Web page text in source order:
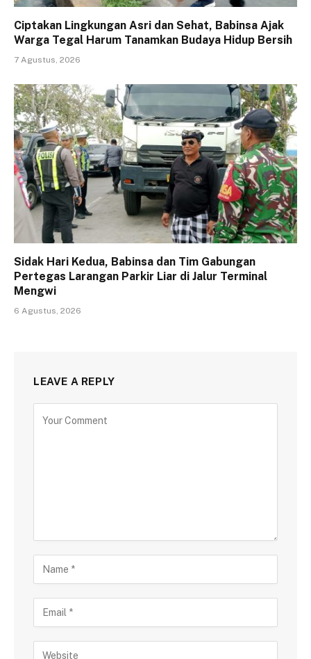
Ciptakan Lingkungan Asri dan Sehat, Babinsa Ajak
Warga Tegal Harum Tanamkan Budaya Hidup Bersih
7 Agustus, 2026
Sidak Hari Kedua, Babinsa dan Tim Gabungan
Pertegas Larangan Parkir Liar di Jalur Terminal
Mengwi
6 Agustus, 2026
LEAVE A REPLY